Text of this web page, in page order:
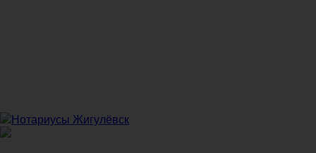
Нотариусы Жигулёвск